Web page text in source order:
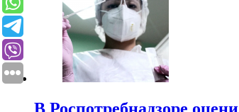
В Роспотребнадзоре